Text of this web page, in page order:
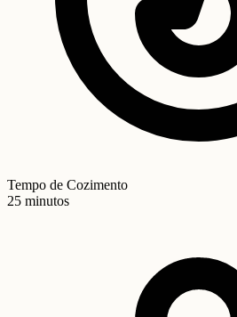
Tempo de Cozimento
25 minutos